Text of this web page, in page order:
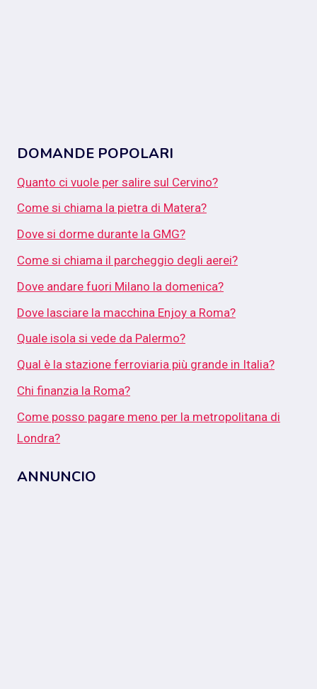
DOMANDE POPOLARI
Quanto ci vuole per salire sul Cervino?
Come si chiama la pietra di Matera?
Dove si dorme durante la GMG?
Come si chiama il parcheggio degli aerei?
Dove andare fuori Milano la domenica?
Dove lasciare la macchina Enjoy a Roma?
Quale isola si vede da Palermo?
Qual è la stazione ferroviaria più grande in Italia?
Chi finanzia la Roma?
Come posso pagare meno per la metropolitana di
Londra?
ANNUNCIO